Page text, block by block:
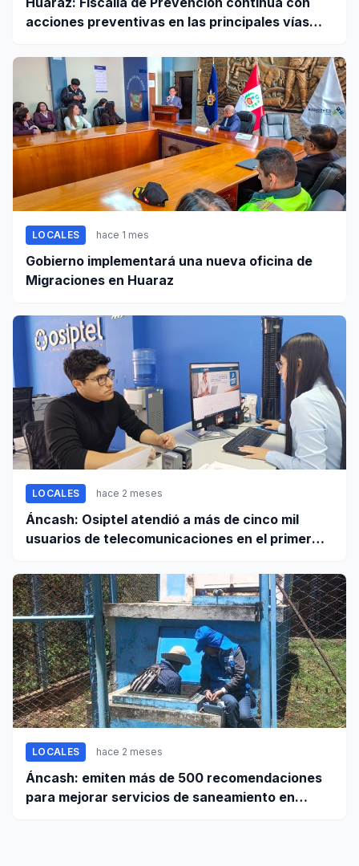
acciones preventivas en las principales vías
LOCALES hace 1 mes
Gobierno implementará una nueva oficina de
Migraciones en Huaraz
LOCALES hace 2 meses
Áncash: Osiptel atendió a más de cinco mil
usuarios de telecomunicaciones en el primer
LOCALES hace 2 meses
Áncash: emiten más de 500 recomendaciones
para mejorar servicios de saneamiento en